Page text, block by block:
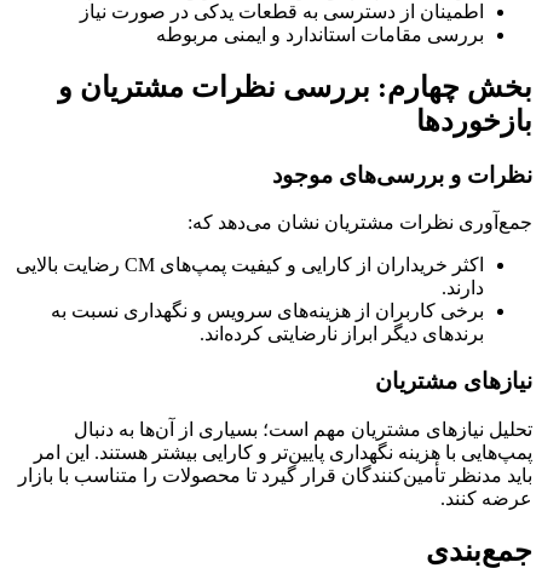
اطمینان از دسترسی به قطعات یدکی در صورت نیاز
بررسی مقامات استاندارد و ایمنی مربوطه
بخش چهارم: بررسی نظرات مشتریان و
بازخوردها
نظرات و بررسی‌های موجود
جمع‌آوری نظرات مشتریان نشان می‌دهد که:
اکثر خریداران از کارایی و کیفیت پمپ‌های CM رضایت بالایی
دارند.
برخی کاربران از هزینه‌های سرویس و نگهداری نسبت به
برندهای دیگر ابراز نارضایتی کرده‌اند.
نیازهای مشتریان
تحلیل نیازهای مشتریان مهم است؛ بسیاری از آن‌ها به دنبال
پمپ‌هایی با هزینه نگهداری پایین‌تر و کارایی بیشتر هستند. این امر
باید مدنظر تأمین‌کنندگان قرار گیرد تا محصولات را متناسب با بازار
عرضه کنند.
جمع‌بندی